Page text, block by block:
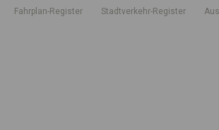
Fahrplan-Register Stadtverkehr-Register